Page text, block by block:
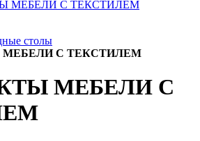
МЕБЕЛИ С ТЕКСТИЛЕМ
столы
С ТЕКСТИЛЕМ
МЕБЕЛИ С